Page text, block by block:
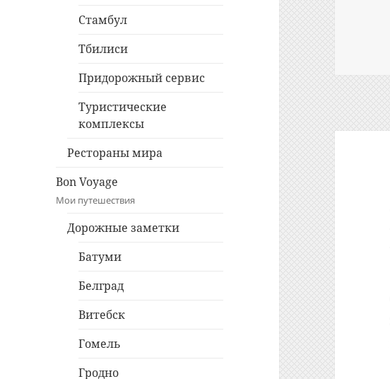
Стамбул
Тбилиси
Придорожный сервис
Туристические
комплексы
Рестораны мира
Bon Voyage
Мои путешествия
Дорожные заметки
Батуми
Белград
Витебск
Гомель
Гродно